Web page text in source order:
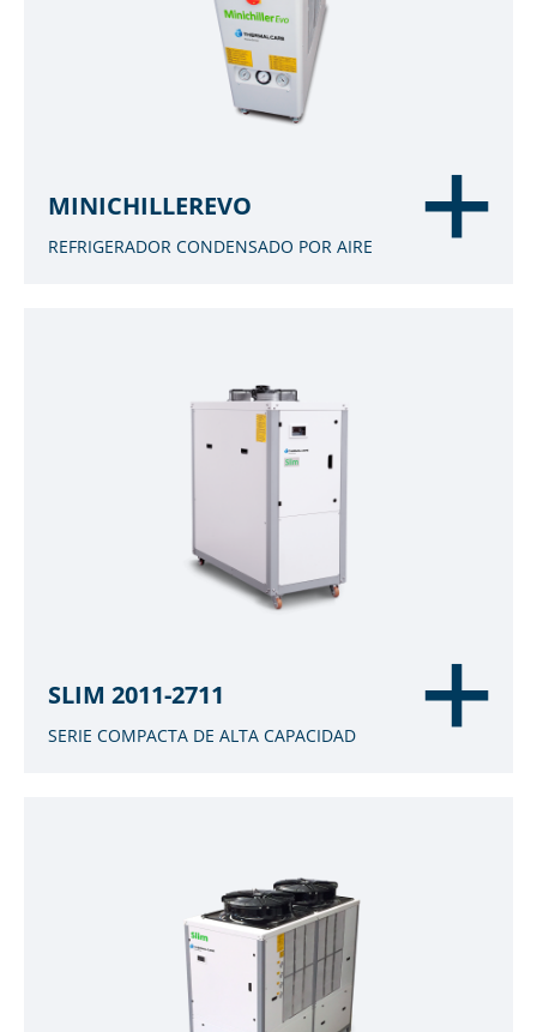
MINICHILLEREVO
REFRIGERADOR CONDENSADO POR AIRE
SLIM 2011-2711
SERIE COMPACTA DE ALTA CAPACIDAD